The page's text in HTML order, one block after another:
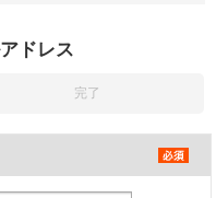
ドレス
完了